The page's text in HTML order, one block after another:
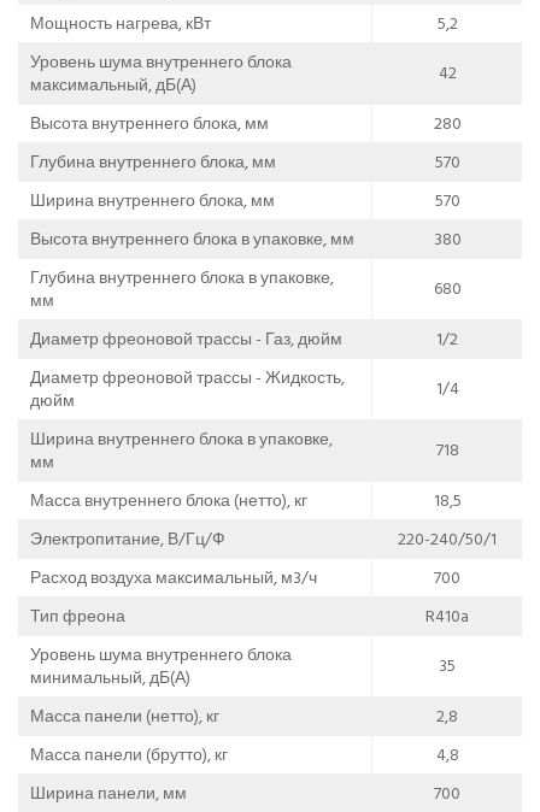
Мощность нагрева, кВт
5,2
Уровень шума внутреннего блока
максимальный, дБ(А)
42
Высота внутреннего блока, мм
280
Глубина внутреннего блока, мм
570
Ширина внутреннего блока, мм
570
Высота внутреннего блока в упаковке, мм
380
Глубина внутреннего блока в упаковке,
мм
680
Диаметр фреоновой трассы - Газ, дюйм
1/2
Диаметр фреоновой трассы - Жидкость,
дюйм
1/4
Ширина внутреннего блока в упаковке,
мм
718
Масса внутреннего блока (нетто), кг
18,5
Электропитание, В/Гц/Ф
220-240/50/1
Расход воздуха максимальный, м3/ч
700
Тип фреона
R410a
Уровень шума внутреннего блока
минимальный, дБ(А)
35
Масса панели (нетто), кг
2,8
Масса панели (брутто), кг
4,8
Ширина панели, мм
700